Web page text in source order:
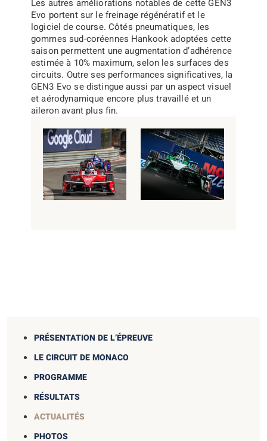
PRÉSENTATION DE L’ÉPREUVE
LE CIRCUIT DE MONACO
PROGRAMME
RÉSULTATS
ACTUALITÉS
PHOTOS
Les autres améliorations notables de cette GEN3
Evo portent sur le freinage régénératif et le
logiciel de course. Côtés pneumatiques, les
gommes sud-coréennes Hankook adoptées cette
saison permettent une augmentation d’adhérence
estimée à 10% maximum, selon les surfaces des
circuits. Outre ses performances significatives, la
GEN3 Evo se distingue aussi par un aspect visuel
et aérodynamique encore plus travaillé et un
aileron avant plus fin.